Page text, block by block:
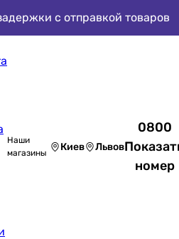
с отправкой товаров
Наши
магазины
Киев Львов
0800
номер